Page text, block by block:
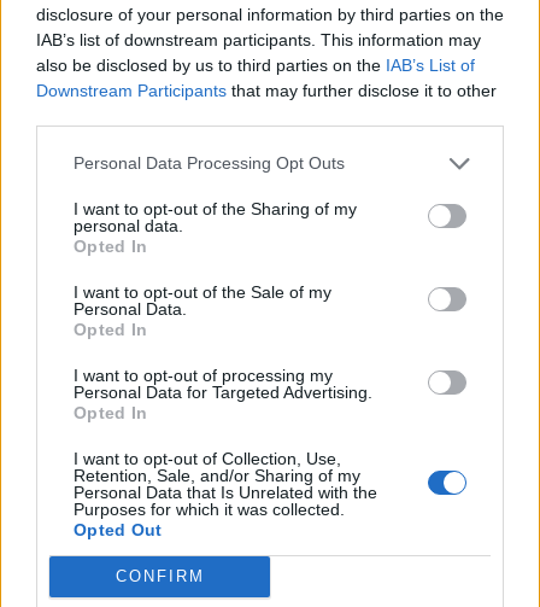
disclosure of your personal information by third parties on the
IAB’s list of downstream participants. This information may
also be disclosed by us to third parties on the IAB’s List of
Downstream Participants that may further disclose it to other
Personal Data Processing Opt Outs
I want to opt-out of the Sharing of my
personal data.
Opted In
I want to opt-out of the Sale of my
Personal Data.
Opted In
I want to opt-out of processing my
Personal Data for Targeted Advertising.
Opted In
I want to opt-out of Collection, Use,
Retention, Sale, and/or Sharing of my
Personal Data that Is Unrelated with the
Purposes for which it was collected.
Opted Out
CONFIRM
Sutinku sutaisyklėmis
This site is protected by
Serviceapply.